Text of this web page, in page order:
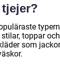
toppar
som